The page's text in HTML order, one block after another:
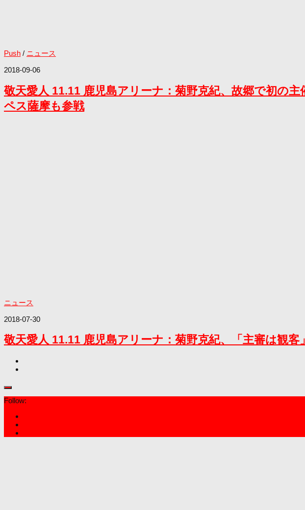
Push / ニュース
2018-09-06
敬天愛人 11.11 鹿児島アリーナ：菊野克紀、故郷で初の
ペス薩摩も参戦
ニュース
2018-07-30
敬天愛人 11.11 鹿児島アリーナ：菊野克紀、「主審は観
Follow: